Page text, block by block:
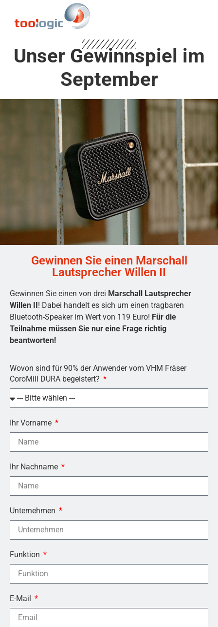
Unser Gewinnspiel im
September
Gewinnen Sie einen Marschall
Lautsprecher Willen II
Gewinnen Sie einen von drei Marschall Lautsprecher
Willen II! Dabei handelt es sich um einen tragbaren
Bluetooth-Speaker im Wert von 119 Euro! Für die
Teilnahme müssen Sie nur eine Frage richtig
beantworten!
Wovon sind für 90% der Anwender vom VHM Fräser
CoroMill DURA begeistert?
Ihr Vorname
Ihr Nachname
Unternehmen
Funktion
E-Mail